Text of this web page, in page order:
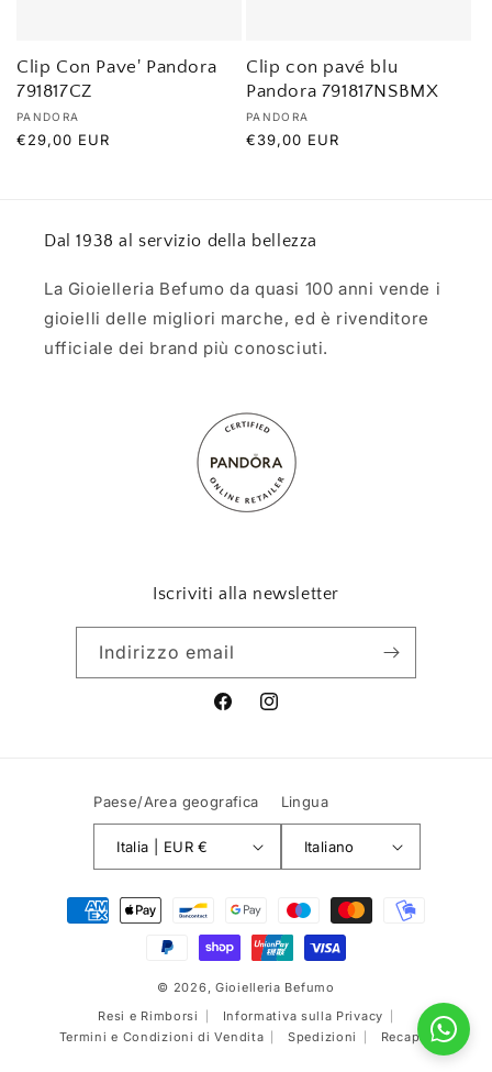
Clip Con Pave' Pandora
791817CZ
Produttore:
PANDORA
Prezzo
€29,00 EUR
Clip con pavé blu
Pandora 791817NSBMX
Produttore:
PANDORA
Prezzo
€39,00 EUR
Dal 1938 al servizio della bellezza
La Gioielleria Befumo da quasi 100 anni vende i
gioielli delle migliori marche, ed è rivenditore
ufficiale dei brand più conosciuti.
Iscriviti alla newsletter
Indirizzo email
FacebookInstagram
Paese/Area geografica
Italia | EUR €
Lingua
Italiano
Metodi
© 2026, Gioielleria Befumo
Resi e Rimborsi
Informativa sulla Privacy
Termini e Condizioni di Vendita
Spedizioni Recapiti